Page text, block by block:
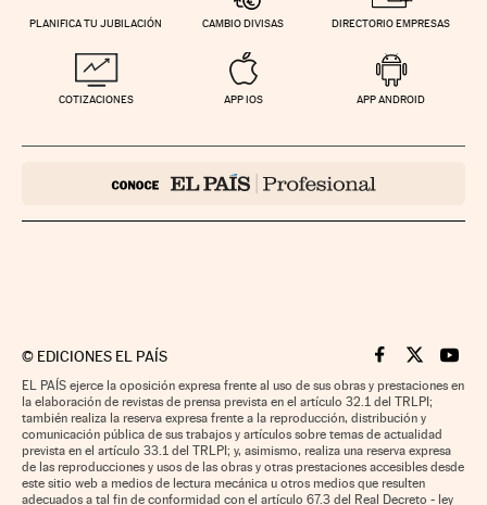
PLANIFICA TU JUBILACIÓN CAMBIO DIVISAS DIRECTORIO EMPRESAS
COTIZACIONES APP IOS APP ANDROID
© EDICIONES EL PAÍS Cinco Días en
Cinco Días
Cinco
EL PAÍS ejerce la oposición expresa frente al uso de sus obras y prestaciones en
la elaboración de revistas de prensa prevista en el artículo 32.1 del TRLPI;
también realiza la reserva expresa frente a la reproducción, distribución y
comunicación pública de sus trabajos y artículos sobre temas de actualidad
prevista en el artículo 33.1 del TRLPI; y, asimismo, realiza una reserva expresa
de las reproducciones y usos de las obras y otras prestaciones accesibles desde
este sitio web a medios de lectura mecánica u otros medios que resulten
adecuados a tal fin de conformidad con el artículo 67.3 del Real Decreto - ley